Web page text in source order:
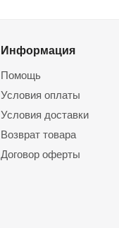
Информация
Помощь
Условия оплаты
Условия доставки
Возврат товара
Договор оферты